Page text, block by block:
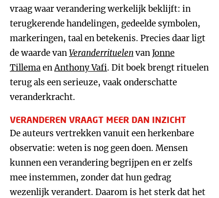
vraag waar verandering werkelijk beklijft: in
terugkerende handelingen, gedeelde symbolen,
markeringen, taal en betekenis. Precies daar ligt
de waarde vanVeranderrituelenvanJonne
TillemaenAnthony Vafi. Dit boek brengt rituelen
terug als een serieuze, vaak onderschatte
veranderkracht.
VERANDEREN VRAAGT MEER DAN INZICHT
De auteurs vertrekken vanuit een herkenbare
observatie: weten is nog geen doen. Mensen
kunnen een verandering begrijpen en er zelfs
mee instemmen, zonder dat hun gedrag
wezenlijk verandert. Daarom is het sterk dat het